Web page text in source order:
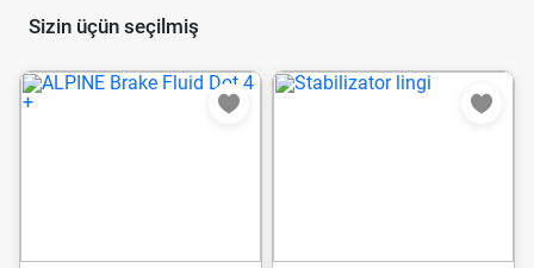
Sizin üçün seçilmiş